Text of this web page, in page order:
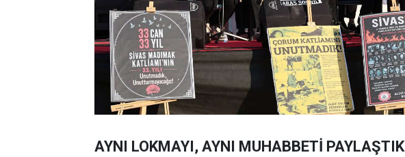
AYNI LOKMAYI, AYNI MUHABBETİ PAYLAŞTIK